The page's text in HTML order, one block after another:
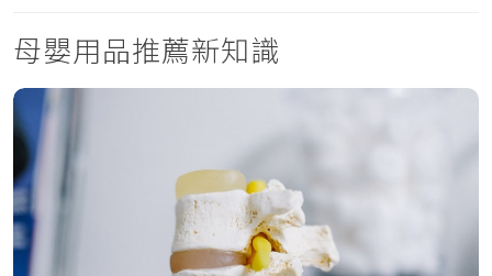
母嬰用品推薦新知識